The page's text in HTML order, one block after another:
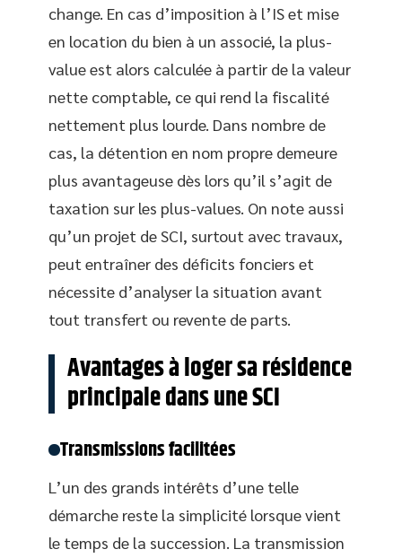
change. En cas d’imposition à l’IS et mise
en location du bien à un associé, la plus-
value est alors calculée à partir de la valeur
nette comptable, ce qui rend la fiscalité
nettement plus lourde. Dans nombre de
cas, la détention en nom propre demeure
plus avantageuse dès lors qu’il s’agit de
taxation sur les plus-values. On note aussi
qu’un projet de SCI, surtout avec travaux,
peut entraîner des déficits fonciers et
nécessite d’analyser la situation avant
tout transfert ou revente de parts.
Avantages à loger sa résidence
principale dans une SCI
Transmissions facilitées
L’un des grands intérêts d’une telle
démarche reste la simplicité lorsque vient
le temps de la succession. La transmission